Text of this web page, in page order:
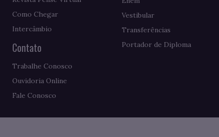
Como Chegar
Intercâmbio
Contato
Trabalhe Conosco
Ouvidoria Online
Fale Conosco
Vestibular
Transferências
Portador de Diploma